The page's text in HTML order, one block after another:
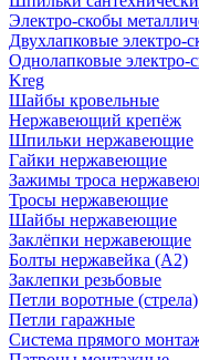
Электро-скобы
Двухлапковые электро-
Однолапковые электро-
Kreg
Шайбы кровельные
Нержавеющий крепёж
Шпильки нержавеющие
Гайки нержавеющие
Зажимы троса
Тросы нержавеющие
Шайбы нержавеющие
Заклёпки нержавеющие
Болты нержавейка (А2)
Заклепки резьбовые
Петли воротные (стрела)
Петли гаражные
Система прямого